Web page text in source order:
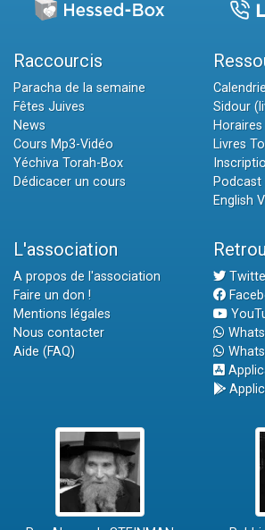
Raccourcis
Paracha de la semaine
Fêtes Juives
News
Cours Mp3-Vidéo
Yéchiva Torah-Box
Dédicacer un cours
Sidour
Livres
English
L'association
A propos de l'association
Faire un don !
Mentions légales
Nous contacter
Aide (FAQ)